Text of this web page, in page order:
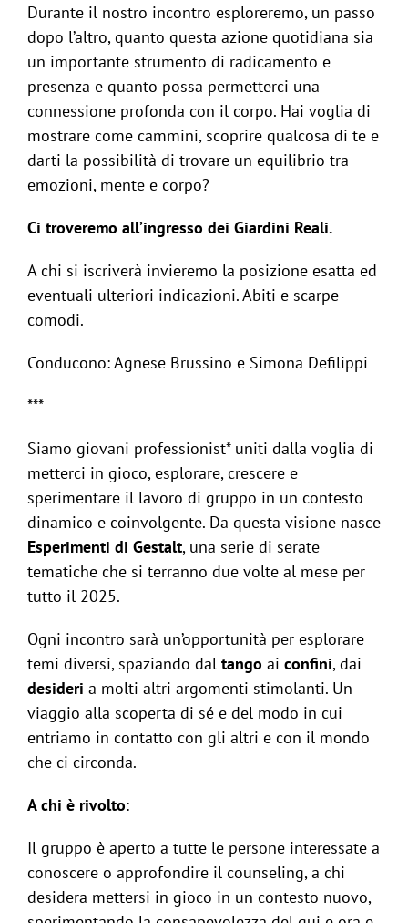
Durante il nostro incontro esploreremo, un passo
dopo l’altro, quanto questa azione quotidiana sia
un importante strumento di radicamento e
presenza e quanto possa permetterci una
connessione profonda con il corpo. Hai voglia di
mostrare come cammini, scoprire qualcosa di te e
darti la possibilità di trovare un equilibrio tra
emozioni, mente e corpo?
Ci troveremo all’ingresso dei Giardini Reali.
A chi si iscriverà invieremo la posizione esatta ed
eventuali ulteriori indicazioni. Abiti e scarpe
comodi.
Conducono: Agnese Brussino e Simona Defilippi
***
Siamo giovani professionist* uniti dalla voglia di
metterci in gioco, esplorare, crescere e
sperimentare il lavoro di gruppo in un contesto
dinamico e coinvolgente. Da questa visione nasce
Esperimenti di Gestalt, una serie di serate
tematiche che si terranno due volte al mese per
tutto il 2025.
Ogni incontro sarà un’opportunità per esplorare
temi diversi, spaziando dal tango ai confini, dai
desideri a molti altri argomenti stimolanti. Un
viaggio alla scoperta di sé e del modo in cui
entriamo in contatto con gli altri e con il mondo
che ci circonda.
A chi è rivolto:
Il gruppo è aperto a tutte le persone interessate a
conoscere o approfondire il counseling, a chi
desidera mettersi in gioco in un contesto nuovo,